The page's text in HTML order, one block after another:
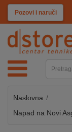
Pozovi i naruči
KATEGORIJE
TV
SAT
MOBILNI
UREĐAJI
Naslovna
Napad na Novi